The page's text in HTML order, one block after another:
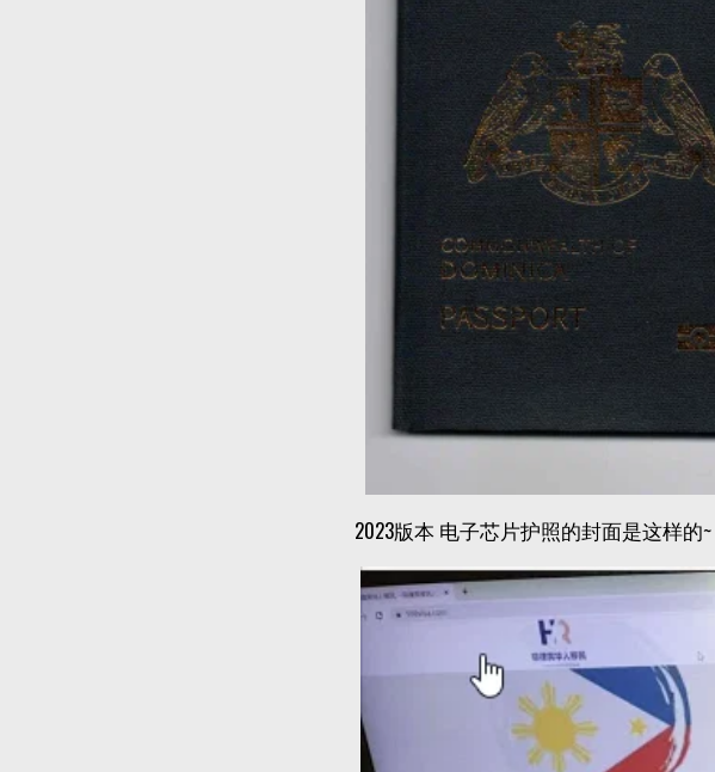
2023版本 电子芯片护照的封面是这样的~